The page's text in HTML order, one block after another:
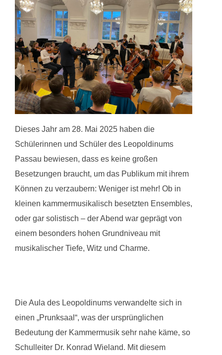
Dieses Jahr am 28. Mai 2025 haben die
Schülerinnen und Schüler des Leopoldinums
Passau bewiesen, dass es keine großen
Besetzungen braucht, um das Publikum mit ihrem
Können zu verzaubern: Weniger ist mehr! Ob in
kleinen kammermusikalisch besetzten Ensembles,
oder gar solistisch – der Abend war geprägt von
einem besonders hohen Grundniveau mit
musikalischer Tiefe, Witz und Charme.
Die Aula des Leopoldinums verwandelte sich in
einen „Prunksaal“, was der ursprünglichen
Bedeutung der Kammermusik sehr nahe käme, so
Schulleiter Dr. Konrad Wieland. Mit diesem